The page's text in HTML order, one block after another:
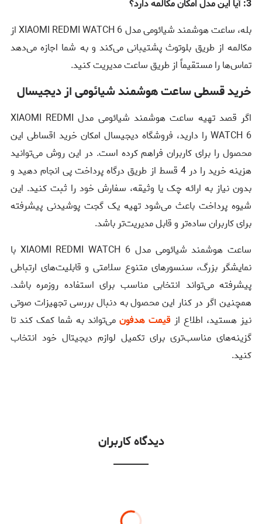
3: آیا این مدل امکان مکالمه دارد؟
بله، ساعت هوشمند شیائومی مدل XIAOMI REDMI WATCH 6 از
مکالمه از طریق بلوتوث پشتیبانی می‌کند و به شما اجازه می‌دهد
تماس‌ها را مستقیماً از طریق ساعت مدیریت کنید.
خرید قسطی ساعت هوشمند شیائومی از دیجیسال
اگر قصد تهیه ساعت هوشمند شیائومی مدل XIAOMI REDMI
WATCH 6 را دارید، فروشگاه دیجیسال امکان خرید اقساطی این
محصول را برای کاربران فراهم کرده است. در این روش می‌توانید
هزینه خرید را در 4 قسط از طریق درگاه پرداخت پی انجام دهید و
بدون نیاز به ارائه چک یا وثیقه، سفارش خود را ثبت کنید. این
شیوه پرداخت باعث می‌شود تهیه یک گجت پوشیدنی پیشرفته
برای کاربران ساده‌تر و قابل مدیریت‌تر باشد.
ساعت هوشمند شیائومی مدل XIAOMI REDMI WATCH 6 با
نمایشگر بزرگ، سنسورهای متنوع سلامتی و قابلیت‌های ارتباطی
پیشرفته می‌تواند انتخابی مناسب برای استفاده روزمره باشد.
همچنین اگر در کنار این محصول به دنبال بررسی تجهیزات صوتی
نیز هستید، اطلاع از قیمت هدفون می‌تواند به شما کمک کند تا
گزینه‌های مناسب‌تری برای تکمیل لوازم دیجیتال خود انتخاب
کنید.
دیدگاه کاربران